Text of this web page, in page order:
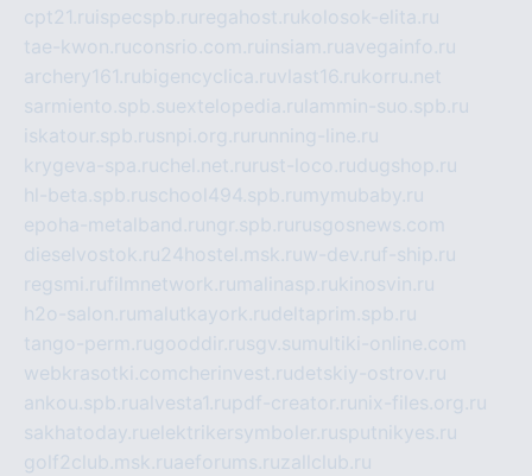
cpt21.ru ispecspb.ru regahost.rukolosok-elita.ru
tae-kwon.ruconsrio.com.ru insiam.ruavegainfo.ru
archery161.rubigencyclica.ruvlast16.rukorru.net
sarmiento.spb.suextelopedia.ru lammin-suo.spb.ru
iskatour.spb.rusnpi.org.ru running-line.ru
krygeva-spa.ruchel.net.ru rust-loco.rudugshop.ru
hl-beta.spb.ruschool494.spb.ru mymubaby.ru
epoha-metalband.ru ngr.spb.ru rusgosnews.com
dieselvostok.ru24hostel.msk.ruw-dev.ruf-ship.ru
regsmi.rufilmnetwork.ru malinasp.rukinosvin.ru
h2o-salon.ru malutkayork.rudeltaprim.spb.ru
tango-perm.rugooddir.rusgv.su multiki-online.com
webkrasotki.comcherinvest.rudetskiy-ostrov.ru
ankou.spb.rualvesta1.rupdf-creator.ru nix-files.org.ru
sakhatoday.ruelektrikersymboler.rusputnikyes.ru
golf2club.msk.ruaeforums.ruzallclub.ru